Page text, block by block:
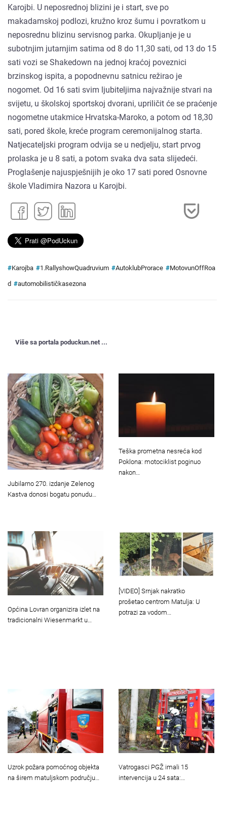
Karojbi. U neposrednoj blizini je i start, sve po
makadamskoj podlozi, kružno kroz šumu i povratkom u
neposrednu blizinu servisnog parka. Okupljanje je u
subotnjim jutarnjim satima od 8 do 11,30 sati, od 13 do 15
sati vozi se Shakedown na jednoj kraćoj poveznici
brzinskog ispita, a popodnevnu satnicu režirao je
nogomet. Od 16 sati svim ljubiteljima najvažnije stvari na
svijetu, u školskoj sportskoj dvorani, upriličit će se praćenje
nogometne utakmice Hrvatska-Maroko, a potom od 18,30
sati, pored škole, kreće program ceremonijalnog starta.
Natjecateljski program odvija se u nedjelju, start prvog
prolaska je u 8 sati, a potom svaka dva sata slijedeći.
Proglašenje najuspješnijih je oko 17 sati pored Osnovne
škole Vladimira Nazora u Karojbi.
#Karojba #1.RallyshowQuadruvium #AutoklubProrace #MotovunOffRoa
d #automobilističkasezona
Više sa portala poduckun.net ...
Jubilarno 270. izdanje Zelenog
Kastva donosi bogatu ponudu…
Teška prometna nesreća kod
Poklona: motociklist poginuo
nakon…
Općina Lovran organizira izlet na
tradicionalni Wiesenmarkt u…
[VIDEO] Srnjak nakratko
prošetao centrom Matulja: U
potrazi za vodom…
Uzrok požara pomoćnog objekta
na širem matuljskom području…
Vatrogasci PGŽ imali 15
intervencija u 24 sata:…